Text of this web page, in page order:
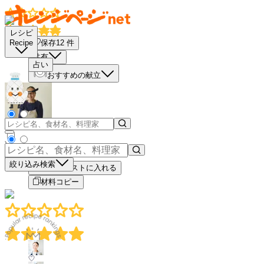
レシピ
Recipe
占い
絞り込み検索
保存12 件
共有
おすすめの献立
－
＋
買い物リストに入れる
材料コピー